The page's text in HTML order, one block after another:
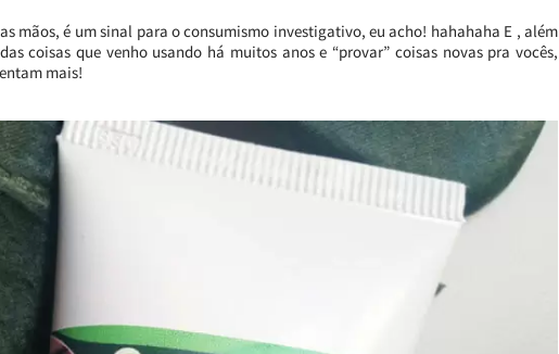
mãos, é um sinal para o consumismo investigativo, eu acho! hahahaha E , além
coisas que venho usando há muitos anos e “provar” coisas novas pra vocês,
mais!